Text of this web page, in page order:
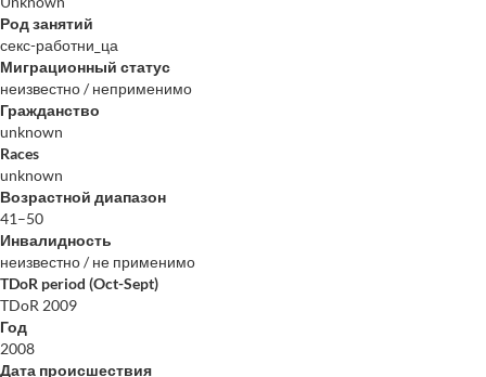
Род занятий
секс-работни_ца
Миграционный статус
неизвестно / неприменимо
Гражданство
unknown
Races
unknown
Возрастной диапазон
41–50
Инвалидность
неизвестно / не применимо
TDoR period (Oct-Sept)
TDoR 2009
Год
2008
Дата происшествия